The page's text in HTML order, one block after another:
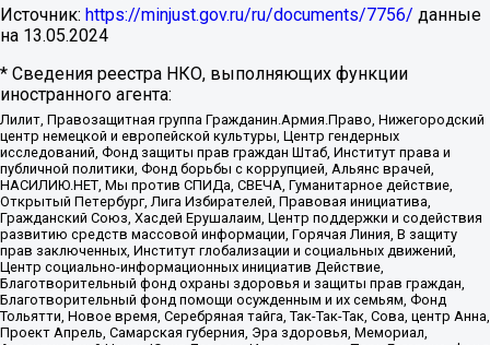
Источник: https://minjust.gov.ru/ru/documents/7756/ данные
на 13.05.2024
* Сведения реестра НКО, выполняющих функции
иностранного агента:
Лилит, Правозащитная группа Гражданин.Армия.Право, Нижегородский
центр немецкой и европейской культуры, Центр гендерных
исследований, Фонд защиты прав граждан Штаб, Институт права и
публичной политики, Фонд борьбы с коррупцией, Альянс врачей,
НАСИЛИЮ.НЕТ, Мы против СПИДа, СВЕЧА, Гуманитарное действие,
Открытый Петербург, Лига Избирателей, Правовая инициатива,
Гражданский Союз, Хасдей Ерушалаим, Центр поддержки и содействия
развитию средств массовой информации, Горячая Линия, В защиту
прав заключенных, Институт глобализации и социальных движений,
Центр социально-информационных инициатив Действие,
Благотворительный фонд охраны здоровья и защиты прав граждан,
Благотворительный фонд помощи осужденным и их семьям, Фонд
Тольятти, Новое время, Серебряная тайга, Так-Так-Так, Сова, центр Анна,
Проект Апрель, Самарская губерния, Эра здоровья, Мемориал,